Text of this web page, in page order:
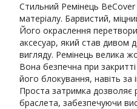
Стильний Ремінець BeCover
матеріалу. Барвистий,
Його окраслення
аксесуар, який став дивом
вигляду. Ремінець велика
Вона безпечна при
його блокування, навіть за
Проста затримка дозволяє
браслета, забезпечуючи